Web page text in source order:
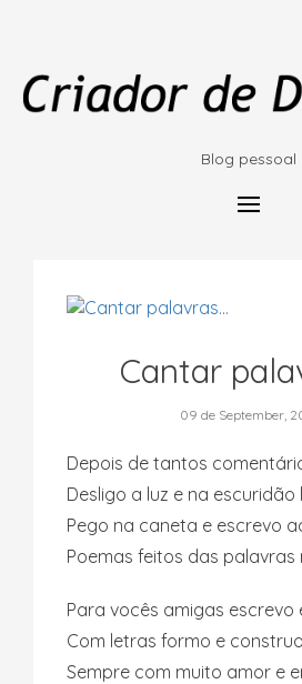
Blog pessoal
Cantar
09 de September,
Depois de tantos
Desligo a luz e na escuridão
Pego na caneta e escrevo
Poemas feitos das palavras
Para vocês amigas escrevo
Com letras formo e
Sempre com muito amor e